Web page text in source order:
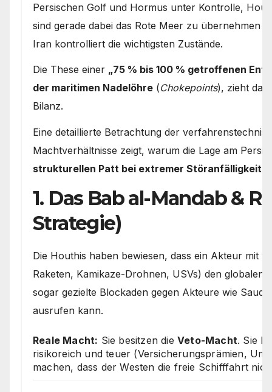
Persischen Golf und Hormus unter Kontrolle,
sind gerade dabei das Rote Meer zu übernehmen
Iran kontrolliert die wichtigsten Zustände.
Die These einer „75 % bis 100 % getroffenen
der maritimen Nadelöhre (Chokepoints), zieht
Bilanz.
Eine detaillierte Betrachtung der
Machtverhältnisse zeigt, warum die Lage am
strukturellen Patt bei extremer Störanfälligkeit
1. Das Bab al-Mandab &
Strategie)
Die Houthis haben bewiesen, dass ein Akteur mit
Raketen, Kamikaze-Drohnen, USVs) den
sogar gezielte Blockaden gegen Akteure wie
ausrufen kann.
Reale Macht: Sie besitzen dieVeto-Macht. Sie
risikoreich und teuer (Versicherungsprämien,
machen, dass der Westen die freie Schifffahrt